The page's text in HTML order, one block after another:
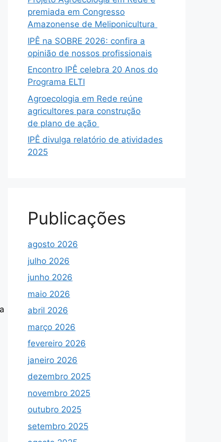
premiada em Congresso
Amazonense de Meliponicultura
IPÊ na SOBRE 2026: confira a
opinião de nossos profissionais
Encontro IPÊ celebra 20 Anos do
Programa ELTI
Agroecologia em Rede reúne
agricultores para construção
de plano de ação
IPÊ divulga relatório de atividades
2025
Publicações
agosto 2026
julho 2026
junho 2026
maio 2026
abril 2026
março 2026
fevereiro 2026
janeiro 2026
dezembro 2025
novembro 2025
outubro 2025
setembro 2025